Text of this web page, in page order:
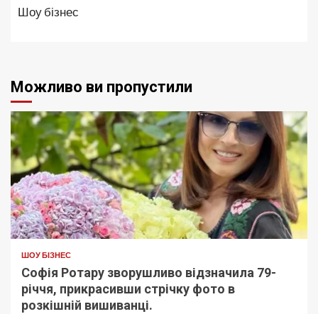
Шоу бізнес
Можливо ви пропустили
ШОУ БІЗНЕС
Софія Ротару зворушливо відзначила 79-
річчя, прикрасивши стрічку фото в
розкішній вишиванці.